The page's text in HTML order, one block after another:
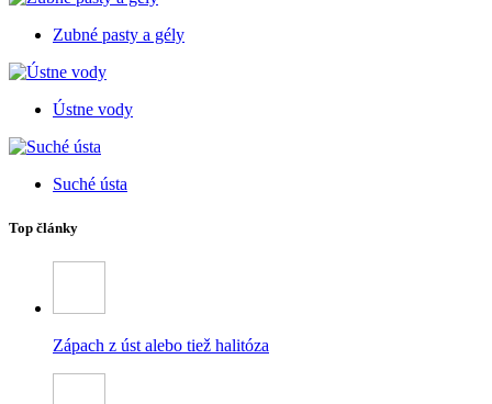
Zubné pasty a gély
Ústne vody
Suché ústa
Top články
Zápach z úst alebo tiež halitóza